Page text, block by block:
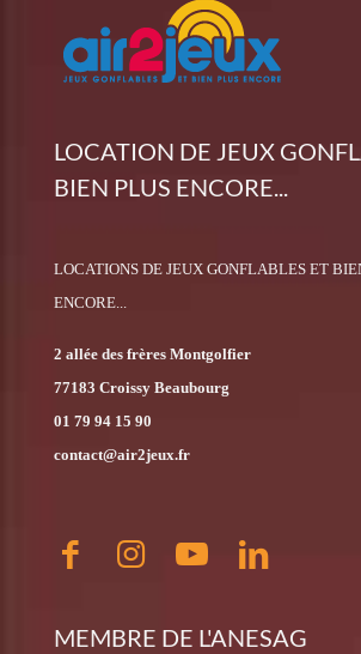
LOCATION DE JEUX
BIEN PLUS ENCORE...
LOCATIONS DE JEUX GONFLABLES ET
ENCORE...
2 allée des frères Montgolfier
77183 Croissy Beaubourg
01 79 94 15 90
contact@air2jeux.fr
MEMBRE DE L'ANESAG